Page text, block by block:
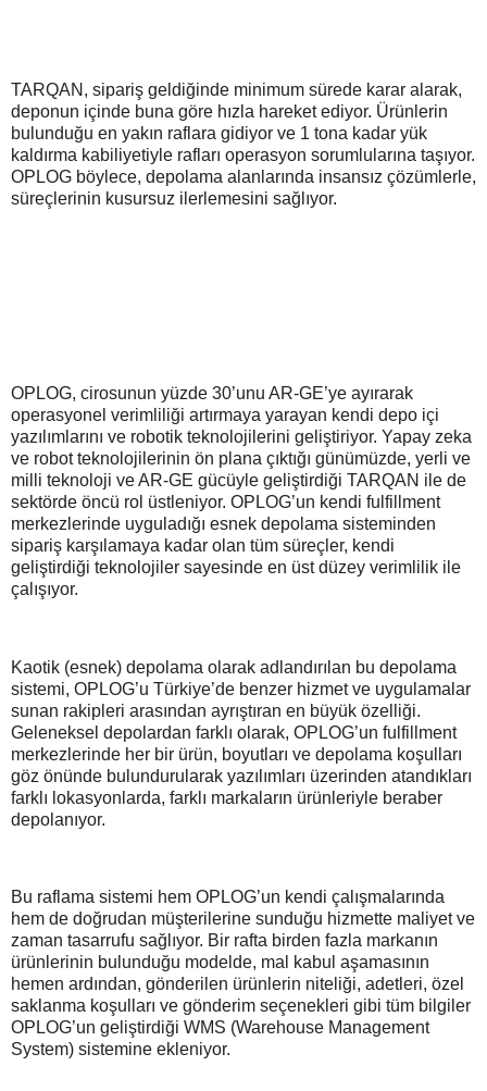
TARQAN, sipariş geldiğinde minimum sürede karar alarak,
deponun içinde buna göre hızla hareket ediyor. Ürünlerin
bulunduğu en yakın raflara gidiyor ve 1 tona kadar yük
kaldırma kabiliyetiyle rafları operasyon sorumlularına taşıyor.
OPLOG böylece, depolama alanlarında insansız çözümlerle,
süreçlerinin kusursuz ilerlemesini sağlıyor.
OPLOG, cirosunun yüzde 30’unu AR-GE’ye ayırarak
operasyonel verimliliği artırmaya yarayan kendi depo içi
yazılımlarını ve robotik teknolojilerini geliştiriyor. Yapay zeka
ve robot teknolojilerinin ön plana çıktığı günümüzde, yerli ve
milli teknoloji ve AR-GE gücüyle geliştirdiği TARQAN ile de
sektörde öncü rol üstleniyor. OPLOG’un kendi fulfillment
merkezlerinde uyguladığı esnek depolama sisteminden
sipariş karşılamaya kadar olan tüm süreçler, kendi
geliştirdiği teknolojiler sayesinde en üst düzey verimlilik ile
çalışıyor.
Kaotik (esnek) depolama olarak adlandırılan bu depolama
sistemi, OPLOG’u Türkiye’de benzer hizmet ve uygulamalar
sunan rakipleri arasından ayrıştıran en büyük özelliği.
Geleneksel depolardan farklı olarak, OPLOG’un fulfillment
merkezlerinde her bir ürün, boyutları ve depolama koşulları
göz önünde bulundurularak yazılımları üzerinden atandıkları
farklı lokasyonlarda, farklı markaların ürünleriyle beraber
depolanıyor.
Bu raflama sistemi hem OPLOG’un kendi çalışmalarında
hem de doğrudan müşterilerine sunduğu hizmette maliyet ve
zaman tasarrufu sağlıyor. Bir rafta birden fazla markanın
ürünlerinin bulunduğu modelde, mal kabul aşamasının
hemen ardından, gönderilen ürünlerin niteliği, adetleri, özel
saklanma koşulları ve gönderim seçenekleri gibi tüm bilgiler
OPLOG’un geliştirdiği WMS (Warehouse Management
System) sistemine ekleniyor.